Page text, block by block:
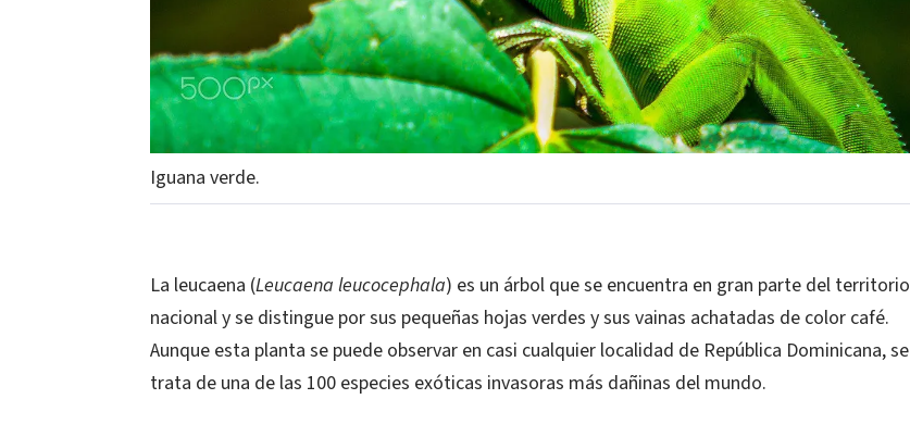
Iguana verde.
La leucaena (Leucaena leucocephala) es un árbol que se encuentra en gran parte del territorio
nacional y se distingue por sus pequeñas hojas verdes y sus vainas achatadas de color café.
Aunque esta planta se puede observar en casi cualquier localidad de República Dominicana, se
trata de una de las 100 especies exóticas invasoras más dañinas del mundo.